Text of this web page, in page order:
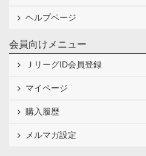
ヘルプページ
会員向けメニュー
ＪリーグID会員登録
マイページ
購入履歴
メルマガ設定